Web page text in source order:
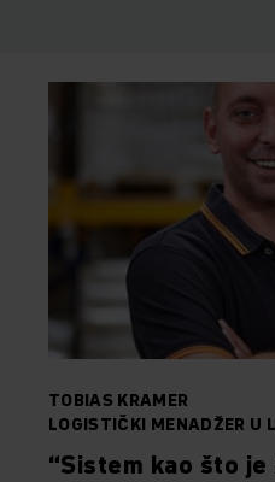
TOBIAS KRAMER
LOGISTIČKI MENADŽER U
“Sistem kao što je